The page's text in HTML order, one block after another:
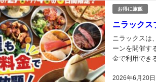
お得に旅飯
ニラック
2026年6月20日
ニラックスは
ーンを開催す
金で利用でき